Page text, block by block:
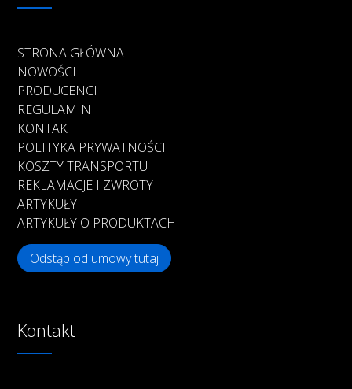
STRONA GŁÓWNA
NOWOŚCI
PRODUCENCI
REGULAMIN
KONTAKT
POLITYKA PRYWATNOŚCI
KOSZTY TRANSPORTU
REKLAMACJE I ZWROTY
ARTYKUŁY
ARTYKUŁY O PRODUKTACH
Odstąp od umowy tutaj
Kontakt